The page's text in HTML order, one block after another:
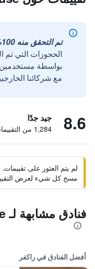
تم التحقق منه 100%
الحجوزات التي تم
مع شركائنا
8.6 جيد جدًا
1,284 من التقييمات تم التحقق منها
لم يتم العثور على
مسح كل شيء لعرض
فنادق مشابهة لـ Katariina Guesthouse
أفضل الفنادق في راكفر